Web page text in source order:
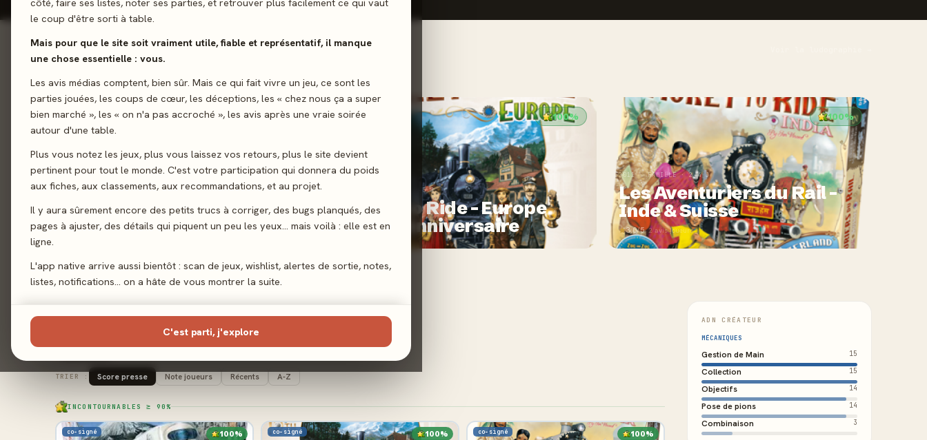
le coup d'être sorti à table.
Mais pour que le site soit vraiment utile, fiable et représentatif, il manque
une chose essentielle : vous.
Les avis médias comptent, bien sûr. Mais ce qui fait vivre un jeu, ce sont les
parties jouées, les coups de cœur, les déceptions, les « chez nous ça a super
bien marché », les « on n'a pas accroché », les avis après une vraie soirée
autour d'une table.
Plus vous notez les jeux, plus vous laissez vos retours, plus le site devient
pertinent pour tout le monde. C'est votre participation qui donnera du poids
aux fiches, aux classements, aux recommandations, et au projet.
Il y aura sûrement encore des petits trucs à corriger, des bugs planqués, des
pages à ajuster, des détails qui piquent un peu les yeux… mais voilà : elle est en
ligne.
L'app native arrive aussi bientôt : scan de jeux, wishlist, alertes de sortie, notes,
listes, notifications… on a hâte de vous montrer la suite.
C'est parti, j'explore
INCONTOURNABLES
100%
2019 · FAMILLE · 2-5 J
Les Aventuriers du Rail -
Japon / Italie
4,0/5· 2 avis joueurs
100%
2021 · FAMILLE · 2-5 J
Ticket to Ride - Europe
15ème anniversaire
100%
2011 · FAMILLE · 2-4 J
Les Aventuriers du Rail -
Inde & Suisse
3,0/5· 2 avis joueurs
Ludographie complète17 jeux
Tous (17) Expert (5) Famille (12)
TRIER : Score presse Note joueurs Récents A-Z
INCONTOURNABLES ≥ 90%
co-signé 100% co-signé 100% co-signé 100%
ADN CRÉATEUR
MÉCANIQUES
Gestion de Main 15
Collection 15
Objectifs 14
Pose de pions 14
Combinaison 3